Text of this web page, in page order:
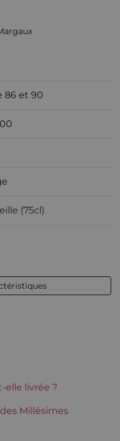
86 et 90
(75cl)
Grands Crus
elle livrée ?
Millésimes